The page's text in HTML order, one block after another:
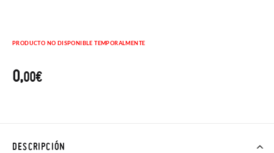
PRODUCTO NO DISPONIBLE TEMPORALMENTE
0,00€
DESCRIPCIÓN